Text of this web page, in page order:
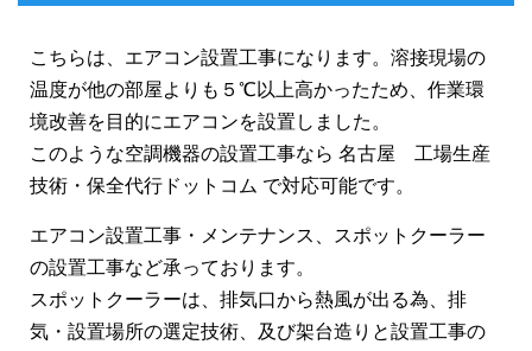
こちらは、エアコン設置工事になります。溶接現場の
温度が他の部屋よりも５℃以上高かったため、作業環
境改善を目的にエアコンを設置しました。
このような空調機器の設置工事なら 名古屋 工場生産
技術・保全代行ドットコム で対応可能です。
エアコン設置工事・メンテナンス、スポットクーラー
の設置工事など承っております。
スポットクーラーは、排気口から熱風が出る為、排
気・設置場所の選定技術、及び架台造りと設置工事の